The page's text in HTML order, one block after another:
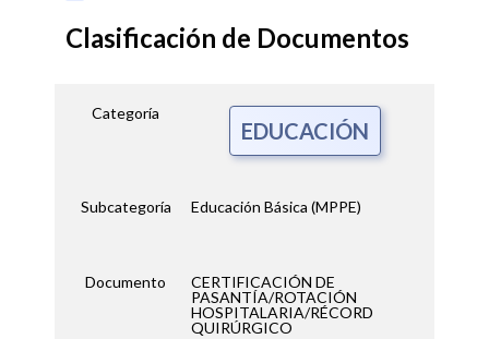
Clasificación de Documentos
Categoría
EDUCACIÓN
Subcategoría Educación Básica (MPPE)
Documento
CERTIFICACIÓN DE
PASANTÍA/ROTACIÓN
HOSPITALARIA/RÉCORD
QUIRÚRGICO